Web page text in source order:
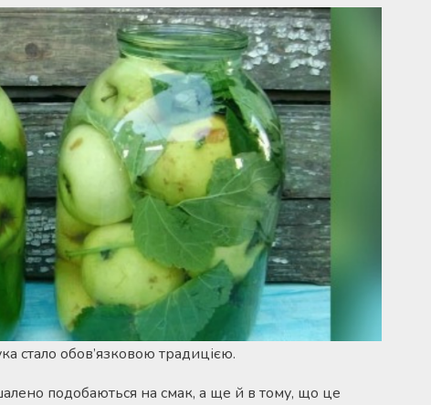
стало обов’язковою традицією.
подобаються на смак, а ще й в тому, що це